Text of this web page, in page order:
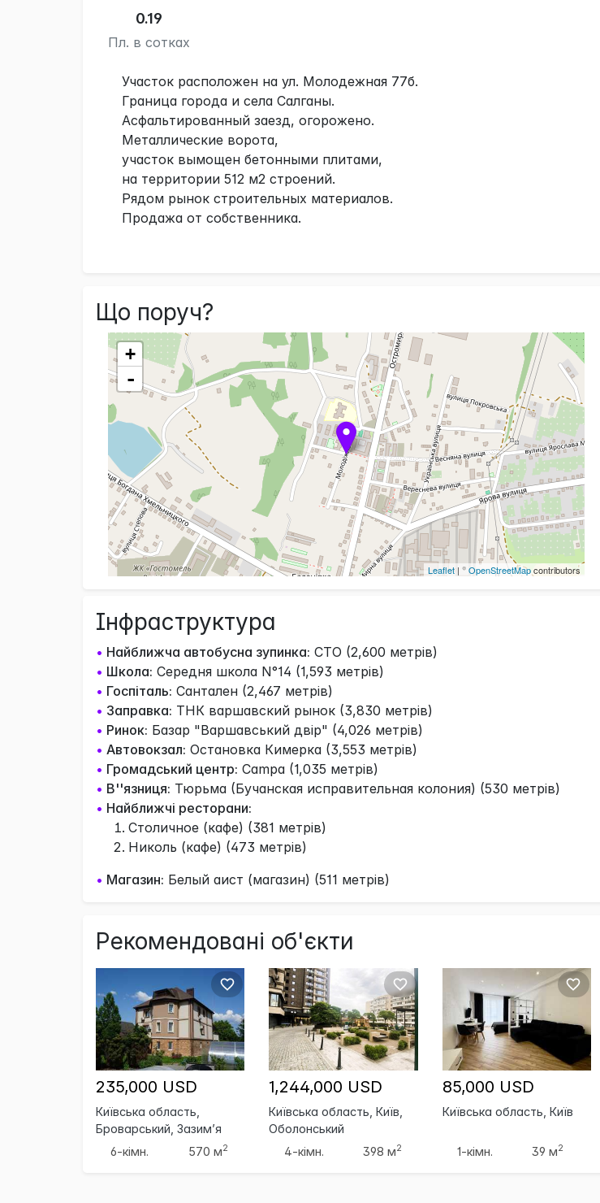
0.19
Пл. в сотках
Участок расположен на ул. Молодежная 77б.
Граница города и села Салганы.
Асфальтированный заезд, огорожено.
Металлические ворота,
участок вымощен бетонными плитами,
на территории 512 м2 строений.
Рядом рынок строительных материалов.
Продажа от собственника.
Що поруч?
+
-
Leaflet | ©OpenStreetMapcontributors
Інфраструктура
• Найближча автобусна зупинка: СТО (2,600 метрів)
• Школа: Середня школа N°14 (1,593 метрів)
• Госпіталь: Сантален (2,467 метрів)
• Заправка: ТНК варшавский рынок (3,830 метрів)
• Ринок: Базар "Варшавський двір" (4,026 метрів)
• Автовокзал: Остановка Кимерка (3,553 метрів)
• Громадський центр: Campa (1,035 метрів)
• В''язниця: Тюрьма (Бучанская исправительная колония) (530 метрів)
• Найближчі ресторани:
Столичное (кафе) (381 метрів)
Николь (кафе) (473 метрів)
• Магазин: Белый аист (магазин) (511 метрів)
Рекомендовані об'єкти
235,000 USD
Київська область,
Броварський, Зазим’я
6-кімн.
570 м2
1,244,000 USD
Київська область, Київ,
Оболонський
4-кімн.
398 м2
85,000 USD
Київська область, Київ
1-кімн. 39 м2